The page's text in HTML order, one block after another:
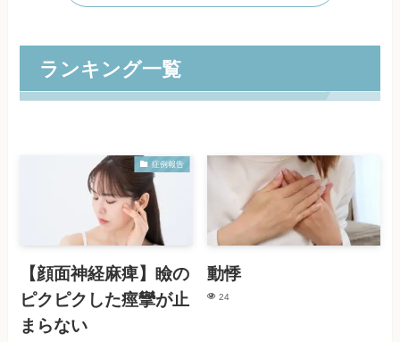
ランキング一覧
症例報告
【顔面神経麻痺】瞼の
ピクピクした痙攣が止
まらない
動悸
24